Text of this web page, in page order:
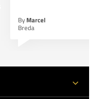
By Marcel
Breda